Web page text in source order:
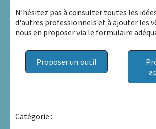
documentation
Compléments
et des
hommes »
Actualités
N’hésitez pas à consulter toutes les
d'autres professionnels et à ajouter les
nous en proposer via le formulaire
Proposer un outil
Catégorie :